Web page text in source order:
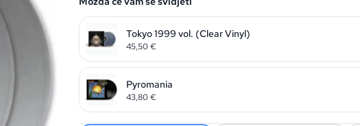
Tokyo 1999 vol. (Clear Vinyl)
45,50€
Pyromania
43,80€